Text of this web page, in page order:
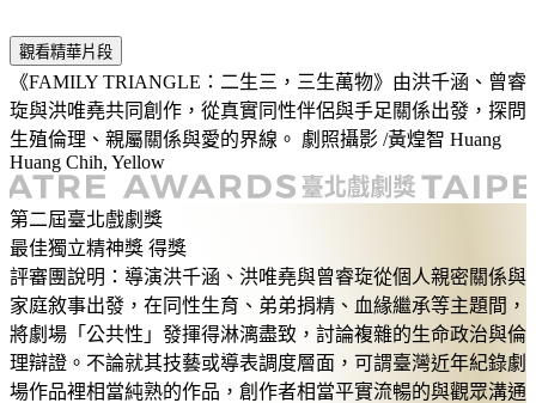
觀看精華片段
《FAMILY TRIANGLE：二生三，三生萬物》由洪千涵、曾睿
琁與洪唯堯共同創作，從真實同性伴侶與手足關係出發，探問
生殖倫理、親屬關係與愛的界線。 劇照攝影 /黃煌智 Huang
Huang Chih, Yellow
:::
第二屆臺北戲劇獎
最佳獨立精神獎 得獎
評審團說明：導演洪千涵、洪唯堯與曾睿琁從個人親密關係與
家庭敘事出發，在同性生育、弟弟捐精、血緣繼承等主題間，
將劇場「公共性」發揮得淋漓盡致，討論複雜的生命政治與倫
理辯證。不論就其技藝或導表調度層面，可謂臺灣近年紀錄劇
場作品裡相當純熟的作品，創作者相當平實流暢的與觀眾溝通